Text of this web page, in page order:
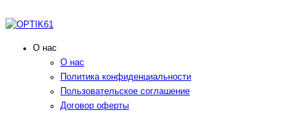
О нас
О нас
Политика конфиденциальности
Пользовательское соглашение
Договор оферты